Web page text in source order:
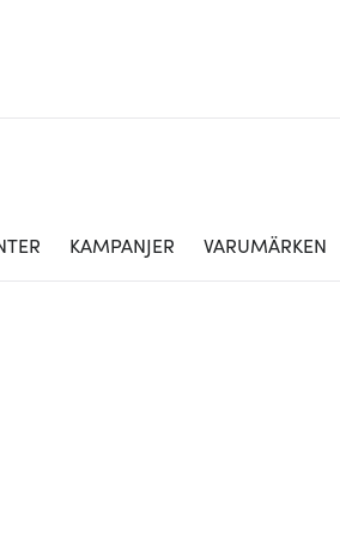
KAMPANJER VARUMÄRKEN